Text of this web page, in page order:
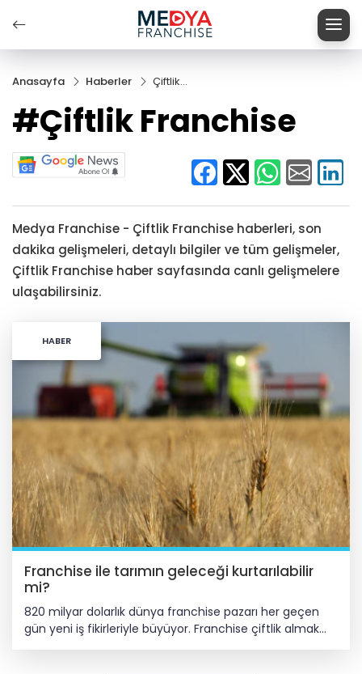
Anasayfa Haberler
Çiftlik
#Çiftlik Franchise
Medya Franchise - Çiftlik Franchise haberleri, son
dakika gelişmeleri, detaylı bilgiler ve tüm gelişmeler,
Çiftlik Franchise haber sayfasında canlı gelişmelere
ulaşabilirsiniz.
HABER
Franchise ile tarımın geleceği kurtarılabilir
mi?
820 milyar dolarlık dünya franchise pazarı her geçen gün yeni iş fikirleriyle büyüyor. Franchise çiftlik almak ister misiniz? Franchise pazarı için çok yeni iş fikri tarımın geleceğini tamamen değiştirebilir. Çiftlik franchise modeli, Burdur Mehmet Akif Ersoy Üniversitesi Rektörü Prof. Dr. Hüseyin Dalgar’dan geldi. Proje ile gençlere teknoloji destekli model çiftlikler kurulacak. Bir bakıma çiftlik franchise modeli. Tarım/gıda ekosisteminin geleceği çoklu krizlere gebe, gençler bu haliyle tarım yapmak istemiyor, tarım finansmanı her geçen gün zorlaşıyor. Gençleri çiftlik sahibi yapacak yeni model, tarım-gençlik entegrasyonu için yeni bir perspektif sunuyor. Tüm dünyada gençleri tarıma çekmek için dağıtılan “koyun, kuzu, sığır, traktör” desteği gibi geleneksel destekleme modelleri yanında bir bütün olarak çiftlik kurma desteği devrim niteliğinde. Açlık savaşları başladı… “Türkiye’nin 3 tarafı denizlerle, 5 tarafı krizlerle dolu” 40 bin genç, 40 bin çiftlik kurulacak Dünyada şu anda McDonald’s gibi tam anlamıyla standart çiftlik franchise modeli yok. Hy-Farm, mikro yeşillik üreten bir çiftlik ağı; 200 noktada mikro yeşillik üretimine yönelik danışmanlık veren bir sistem. GroSpace, tavukçuluk, sebze ve tahıl gibi alanlarda üretim modeli, pazar erişimi ve teknik konularda destek sunuyor. AgriLiving, meyvecilikte çiftçi kümeleri kuran bir kooperatif modeli. Dünyada gerçek çiftlik franchise modeline en yakın sistem Babban Gona; küçük çiftçileri organize ediyor, finansman sağlıyor. Model, çiftçi gelirlerini yüzde 300 artırdı. Çiftçilere dijital danışmanlık sunan DeHaat, dünyada “tarımın Starbucks’ı” olarak tanımlansa da sadece üretim desteği sunuyor. Dünyadaki örneklerin parçalı çözümlerinin aksine Türkiye’deki model entegre, tam bir çiftlik modeli. Bu anlamda TÜME ve Burdur Üniversitesi tarafından başlatılan sistem, tarım-gençlik entegrasyonu sorununu çözebilir. Kendi çiftliğine sahip olmak isteyen gençlere fırsat Yeni modelin özü, ölçeklenebilir ve standartlaştırılabilir ticari bir çiftlik modeli kurgulamak. Franchise kapsamında çiftlik işletmesine dair teknoloji, üretim, muhasebe, pazarlama gibi alanlardaki know-how alınacak. Gelir modeli kurgulanmış, başarılı çiftlikler sayesinde tarımda maliyetler kontrol edilirken verim de artırılacak. Tarım alanında dünyada ilk kez “franchise benzeri” bir sistem kurularak isteyen gençler kendi çiftliğine sahip olabilecek. Model benzersiz olsa da kimi uzmanlara göre büyük şirketler model çiftlikler kurarak tarımda tekel oluşturabilir. Finansmana erişimi olan gençler çiftlik sistemden faydalanabilirken, düşük gelirli gençler de modelde çalışan olarak istihdam edilebilir. Çiftlik markaları dönemi başlıyor Uzun vadede farklı çiftlik markaları ortaya çıkarak daha başarılı, avantajlı çiftlik modelleri tarımı geliştirebilir. Birçok genç kırsalda yaşamak isterken tarımın fiziksel alanıyla değil, veri, pazarlama gibi alanlarında çalışmak, çiftlik yönetmek istiyor. Bu anlamda yeni model, bir çiftçilikten öte çağın gereklerine uygun bir çiftlik sistemi olarak düşünülebilir. Gençler de ilgi alanlarına göre kırsalda yaşayıp tarımın yönetişim tarafında yer alabilirler. Gençlerin teknoloji yetkinliği ile çiftlik ürünlerinin perakendede daha güçlü yer alması sağlanabilir. Marka çiftlikler çoğaldıkça ortak satın alma, ortak muhasebe, ortak pazarlama tarıma değer katabilir. Marka çiftliklerden çıkan markalı ürünler çoğaldıkça çiftçi kazançları artırılabilir. Franchise çiftlik projesinin arkasındaki tarım aklı TÜME Sadece Türkiye değil, tüm dünya kırsala/tarıma dönüşü teşvik edecek yeni modeller arıyor. Tarım/gıda alanında teknoloji geliştiren markaların, akademisyenlerin, üreticilerin ve gençlerin aynı çatı altında buluştuğu; tarımın geleceğini, yerli teknolojilerin sahada yaygınlaştırılmasını, gençlerin yeniden üretime dönmesini ve verimlilik artışını hedefleyen TÜME Vakfı ve YÖK iş birliğiyle yürütülen model çiftlik projesinde 10 üniversite yer alıyor. Burdur Mehmet Akif Ersoy Üniversitesi (MAKÜ) pilot uygulama merkezlerinden biri. Türkiye’den dünyaya çiftlik franchise ihracatı Uzmanlara göre bugüne kadar gerçek bir çiftlik franchise modelinin kurulamama sebebi, “toprak, su, iklim standardizasyon sorunları, yerel ürün farklılıkları, verim kontrolündeki zorluklar.” Örtü altı tarım, mikro yeşillikler, mantar üretimi, tavukçuluk, fide üretimi gibi alanlarda bütünsel olarak çiftlik franchise modeli ölçeklenebilir. Şu anda dünyada geleneksel tarla tarımında, meyvecilikte, büyükbaş hayvancılık gibi alanlarda franchise sistemi yok. Türkiye, yüksek genç işsizliği ortadan kaldıracak “çiftlik franchise ihracatçısı” olabilir; hem içeride hem dışarıda önemli bir istihdam alanı yaratabilir. Köye dönüş için maaşlı çiftçilik MAKÜ Rektörü Prof. Dr. Hüseyin Dalgar programa ilişkin, “Türkiye’de 40 bin gence 40 bin çiftlik kurulacağını” ifade ediyor. Dalgar’a göre, “Tarımda asıl mesele ürün fiyatı değil, maliyet ve verim. Model çiftliklerde gençler eğitilecek, teknoloji ile donatılacak, akredite edilecek. Gençlerin köylerinde gösterecekleri arazide çiftlik kurulacak. Belli bir süre gençlere maaş verilerek çiftçilik öğretilecek. Uzun bir eğitim ve oryantasyon sürecinden sonra istenirse çiftlik gençlere devredilecek.” Tüm bu süreçte gençler desteklenecek. Çiftlik eğitimindeki gençlere bekârsa iki asgari ücret, evliyse en az üç asgari ücret verilecek. Performanslarına göre 5 ile 10 yıl sonra çiftlik gençlere bırakılacak. Burdur’da örnek çiftlikler Sistem hâlihazırda Burdur’da bazı köylerde uygulanıyor. MAKÜ’deki model çiftliklerde “yem robotu, gübre temizleme robotu, sağım robotu, yem karma” gibi robotlar kullanılıyor. Kullanılan her türden teknoloji ve yöntem sığırların daha az hastalanmalarını sağlarken, buzağı ölüm oranını düşürüyor, et ve süt verimini artırıyor, girdi maliyetlerini düşürüyor. Örnek çiftlikte sabit yüksek maliyetli yapılar yerine demonte sistemler kullanılıyor. Ahırlar prefabrik yapılıyor, istendiğinde taşınabiliyor veya arazi yeniden eski hâline dönüştürülebiliyor. Değerli ürün, değerli çiftçi Tüm dünya gençleri çiftçilik mesleğiyle tanıştırmak için modeller çalışırken, çiftlik ürünlerine de değer katacak uygulamalar yaratılıyor. ABD, bizdeki “yerli malı” kullanımına benzer şekilde Amerika ürünlerini tanıtmak ve yaygınlaştırmak için yeni bir etiket düzenlemesi yaptı. “ABD ürünü” denen etiket gönüllülük esasına göre kullanılıyor. Tarım Bakanı Rollins’e göre, “Vatansever çiftçiler ve üreticiler, dünyanın en güvenli, en uygun fiyatlı gıdalarını ABD’de üretiyor. Amerikalı tüketiciler, Amerikan malını satın alarak ülkemizi destekleyebilirler. Amerikan mallarının tedarik zincirinde adil şekilde rekabet edebilmesi desteklenebilir.” Yerli malı yurdun malı, herkes onu kullanmalı Benzer şekilde Türkiye’de “ürünlerin kooperatiflerde üretildiği, hatta üretenin isminin yer aldığı” gibi etiket düzenlemeleri yapılabilir. Yerli malı haftası, daha yeni ve güncellenmiş şekilde “yerli malı” etiketi çalışılarak yerli üretimin avantajları ön plana çıkarılabilir. Market raflarında yerli ürünler desteklenebilir. Geçtiğimiz yıllarda “Cevizin yerlisi, lezzetlisi” programı ile Ceviz Üreticileri Derneği, yerli cevizde farkındalık için örnek bir etiketleme yapmıştı. Amerika’nın tüm tarlaları artık bir AR-GE merkezi Gençleri tarıma entegre etmek için sadece çiftlik kurmak yetmiyor, üretilen ürünlerin pazarda değer görmesi tüm paydaşların ortak çalışmasını gerektiriyor. ABD sadece yerli malını övmekle kalmıyor, aynı zamanda ABD’de geliştirilen yeni teknolojileri test etmek için de ülke çapında güçlü bir “deneme test ağı” oluşturdu. Amerika’da tarım-gıda alanında yapılan her türden teknoloji, iş geliştirme, tohum, ilaç, gübre gibi ürün ve hizmetlerin denemesi için “tarım teknoloji test alanları ağı” kuruldu. Dijital ve yapay zekâ tabanlı teknolojiler, toprak sağlığı ürünleri gibi pek çok AR-GE’yi objektif olarak doğrulamak için ulusal araştırma ağı kurulacak, yatırım kararları güvenilir performans sonuçlarına göre verilecek. Tüm tarlalar test alanına dönüşürken çiftçiler de öğrenmiş ve gelir elde etmiş olacak. Brezilya’nın tarım ağı dünyayı besliyor Benzer şekilde Brezilya’da EMBPARA, 1973’ten beri Brezilya Tarım Bakanlığı’na bağlı çalışan bir AR-GE merkezi olarak çalışıyor. Ülke çapında örgütlenmiş bir bilim ağı. Ağdaki herkes Brezilya tarımı ve ihracat için teknoloji geliştiriyor, bilim yapıyor. Tüm paydaşlar birlikte hareket etmek zorunda. Brezilya’daki yatırım ve teknoloji haritası, herkesi içine alan, herkesin birbirinden haberdar olduğu güçlü ve etkin bir ağ. Brezilya için tüm tarlalar, fabrikalar bir tarım laboratuvarı, deneyim alanı. Söz konusu kurum, Brezilya’nın tarıma elverişsiz alanları olan Cerrado ve Amazonları dünyanın en verimli tarım arazilerine dönüştürdü. Brezilya, ABD’nin yeni kurduğu test ağı projesini 40 yıldır uyguluyor. EMBPARA sadece ülkede değil, yurt dışında çalışma ofisleri olan, küresel ortaklıkları bulunan dünyanın en geniş kapsamlı tarım AR-GE ağı. TAGEM de Türkiye’de benzer bir amaçla kuruldu. Türkiye’de kömür işletmelerinin ürettiği gübreler, Tarım Orman Bakanlığı Eğitim Yayın Dairesi marifetiyle denenip hem ürün test ediliyor hem de çiftçilere tanıtılıyor, hızlı geri dönüşler alınıyor. Kırsalda genç çiftlikler var Gençler artık sadece iş aramıyor; anlam, sosyal hayat, deneyim ve sürdürülebilirlik arıyor. Bu anlamda kırsalda sadece üretim yapılacak çiftlikler değil, yaşam enerjisi de inşa edilmeli. Sosyal alanlar, kültürel etkileşim, spor, eğitim ve topluluk hissi olmadan gençleri kırsalda tutamayız. Kırsalın yeniden inşası fiziksel değil, aynı zamanda duygusal ve zihinsel bir inşa olmalı. Bu anlamda franchise modeli çiftlik projesinde sosyologlar, psikologlar yeni bir çiftçilik/kırsal sosyolojisi de inşa etmeli. Çiftliklerin komşuları yazılımcı hubları, sanat enstitüleri Franchise çiftlik modelinin tutması için kırsalda sadece çiftlik kurmak yetmiyor. Yeni nesil kırsal, sadece çiftçilerin değil; mühendislerin, tasarımcıların, veri bilimcilerin